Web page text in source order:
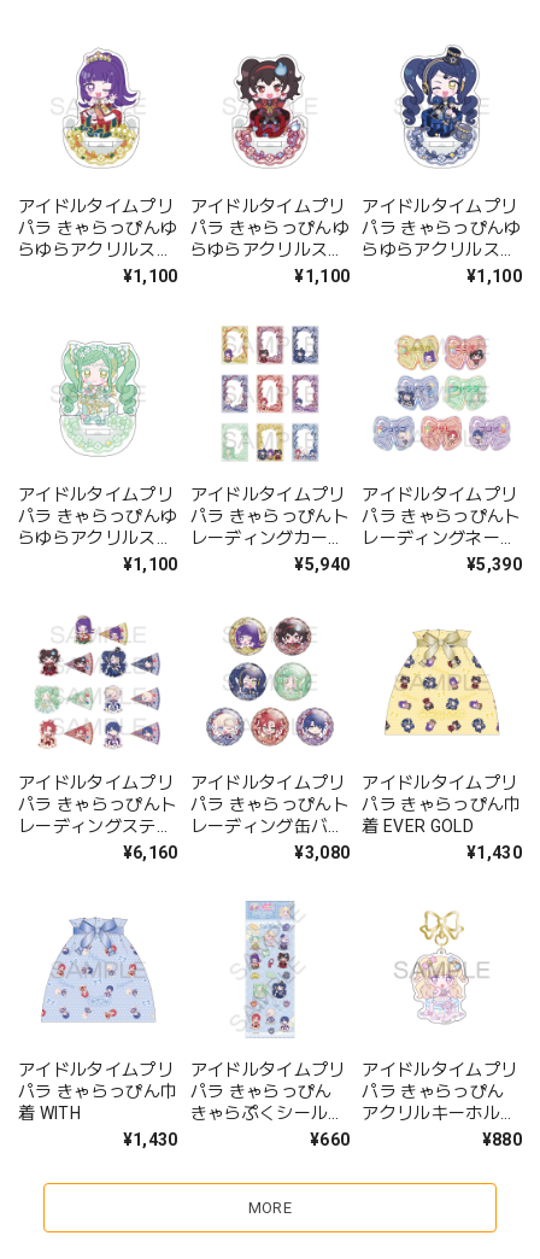
アイドルタイムプリ
パラ きゃらっぴんゆ
らゆらアクリルスタ
ンド しゅうか¥1,100
アイドルタイムプリ
パラ きゃらっぴんゆ
らゆらアクリルスタ
¥1,100
アイドルタイムプリ
パラ きゃらっぴんゆ
らゆらアクリルスタ
ンド ガァララ¥1,100
アイドルタイムプリ
パラ きゃらっぴんゆ
らゆらアクリルスタ
ンド ファララ¥1,100
アイドルタイムプリ
パラ きゃらっぴんト
レーディングカード
ケース vol.5 BOX¥5,940
アイドルタイムプリ
パラ きゃらっぴんト
レーディングネーム
バッジ vol.5 BOX¥5,390
アイドルタイムプリ
パラ きゃらっぴんト
レーディングステッ
カー vol.5 BOX¥6,160
アイドルタイムプリ
パラ きゃらっぴんト
レーディング缶バッ
¥3,080
アイドルタイムプリ
パラ きゃらっぴん巾
着 EVER GOLD
¥1,430
アイドルタイムプリ
パラ きゃらっぴん巾
着 WITH
¥1,430
アイドルタイムプリ
パラ きゃらっぴん
きゃらぷくシール
¥660
アイドルタイムプリ
パラ きゃらっぴん
アクリルキーホルダ
¥880
MORE